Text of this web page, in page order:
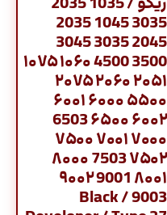
3035 1045 2035
2045 3035 3045
3500 4500 ۱۰۶۰ ۱۰۷۵
۲۰۵۱ ۲۰۶۰ ۲۰۷۵
۵۵۰۰ ۶۰۰۰ ۶۰۰۱
۶۰۰۲ ۶۵۰۰ 6503
۷۰۰۰ ۷۰۰۱ ۷۵۰۰
۷۵۰۲ 7503 ۸۰۰۰
۸۰۰۱ 9001 ۹۰۰۲
9003 / Black